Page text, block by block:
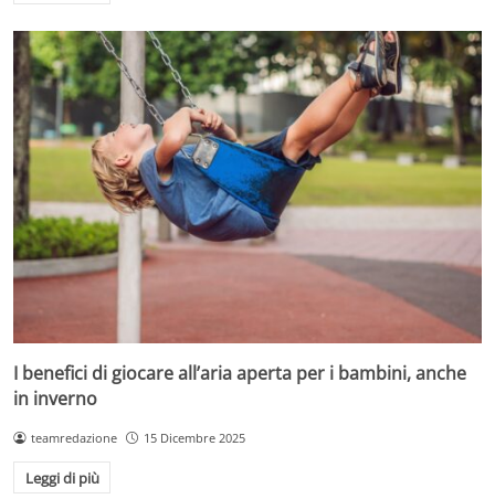
I benefici di giocare all’aria aperta per i bambini, anche
in inverno
teamredazione 15 Dicembre 2025
Leggi di più